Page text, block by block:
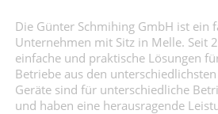
Die Günter Schmihing GmbH ist ein
Unternehmen mit Sitz in Melle. Seit
einfache und praktische Lösungen
Betriebe aus den
Geräte sind für unterschiedliche
und haben eine herausragende